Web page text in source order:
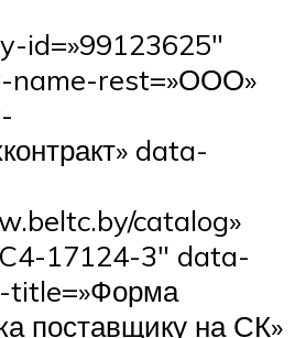
id=»99123625″
name-rest=»ООО»
data-
catalog»
17124-3″ data-
поставщику на СК»